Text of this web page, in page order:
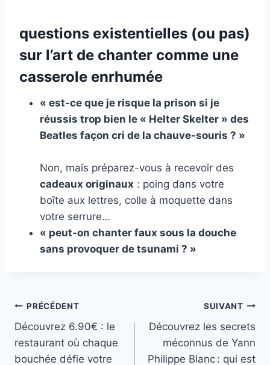
questions existentielles (ou pas)
sur l’art de chanter comme une
casserole enrhumée
« est-ce que je risque la prison si je
réussis trop bien le « Helter Skelter » des
Beatles façon cri de la chauve-souris ? »
Non, mais préparez-vous à recevoir des
cadeaux originaux : poing dans votre
boîte aux lettres, colle à moquette dans
votre serrure…
« peut-on chanter faux sous la douche
sans provoquer de tsunami ? »
Navigation
de
l’article
PRÉCÉDENT
Découvrez 6.90€ : le
restaurant où chaque
bouchée défie votre
SUIVANT
Découvrez les secrets
méconnus de Yann
Philippe Blanc : qui est